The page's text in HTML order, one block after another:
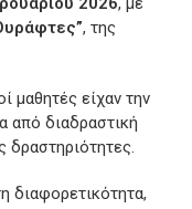
, της
μαθητές είχαν την
από διαδραστική
δραστηριότητες.
διαφορετικότητα,